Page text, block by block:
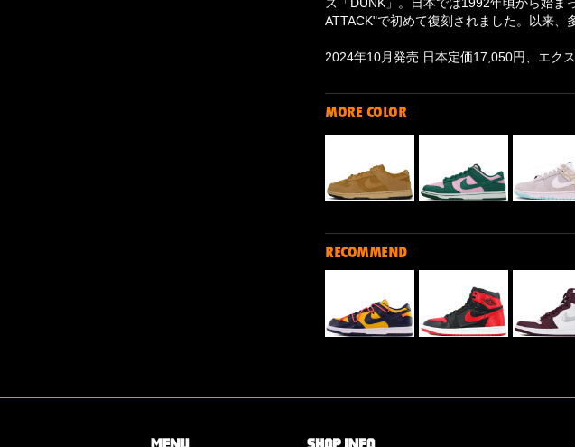
ATTACK"で初めて復刻されました。以来、
2024年10月発売 日本定価17,050円、エク
MORE COLOR
RECOMMEND